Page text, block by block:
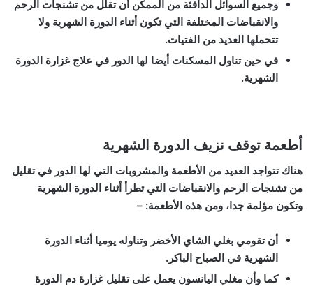
وجميع السوائل الدافئة من الممكن أن تقلل من تشنجات الرحم
والانقباضات المختلفة التي تكون أثناء الدورة الشهرية ولا
تتحملها العديد من الفتيات.
في حين تناول المسكنات أيضا لها الدور في علاج غزارة الدورة
الشهرية.
أطعمة توقف نزيف الدورة الشهرية
هناك تتواجد العديد من الأطعمة والمشروبات التي لها الدور في تقليل
من تشنجات الرحم والانقباضات التي تطرأ أثناء الدورة الشهرية
وتكون مؤلمة جدا، ومن هذه الأطعمة: –
أن تقومي بغلي الشاي الأخضر وتناوله يوميا أثناء الدورة
الشهرية في الصباح الباكر.
كما وأن مغلي اليانسون يعمل على تقليل غزارة دم الدورة